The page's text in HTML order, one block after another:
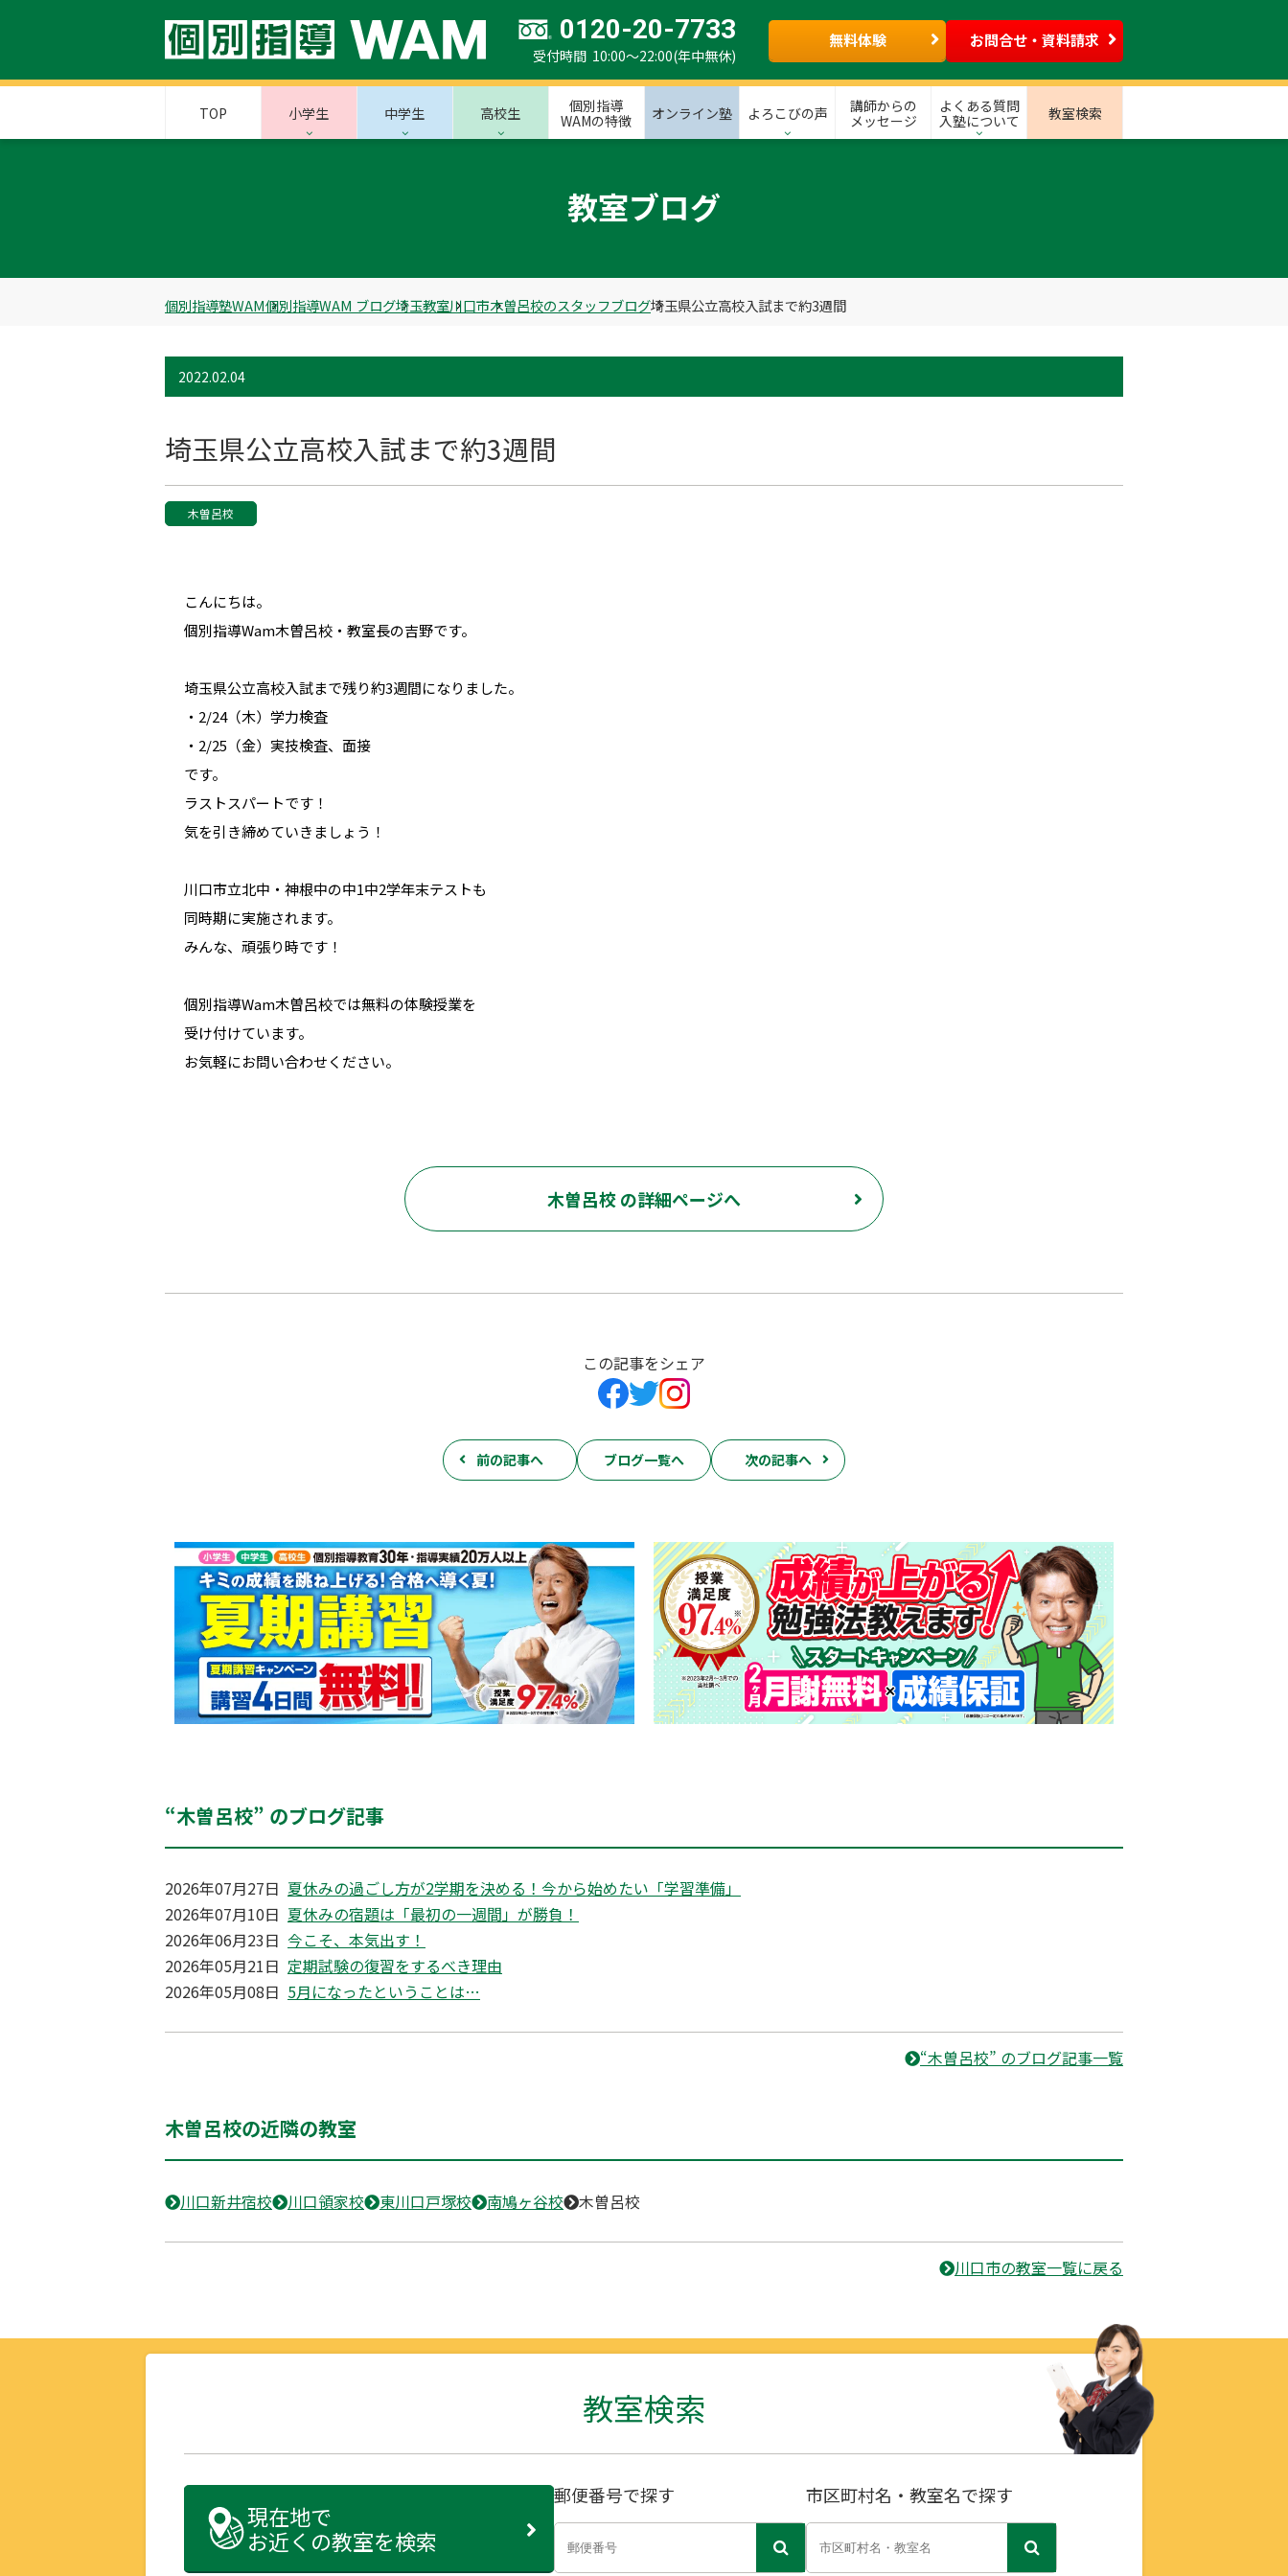
0120-20-7733
受付時間 10:00～22:00(年中無休)
無料体験 お問合せ・資料請求
TOP 小学生 中学生 高校生
個別指導
WAMの特徴
オンライン塾 よろこびの声
講師からの
メッセージ
よくある質問
入塾について
教室検索
教室ブログ
個別指導塾WAM個別指導WAM ブログ埼玉教室川口市木曽呂校のスタッフブログ埼玉県公立高校入試まで約3週間
2022.02.04
埼玉県公立高校入試まで約3週間
木曽呂校
こんにちは。
個別指導Wam木曽呂校・教室長の吉野です。
埼玉県公立高校入試まで残り約3週間になりました。
・2/24（木）学力検査
・2/25（金）実技検査、面接
です。
ラストスパートです！
気を引き締めていきましょう！
川口市立北中・神根中の中1中2学年末テストも
同時期に実施されます。
みんな、頑張り時です！
個別指導Wam木曽呂校では無料の体験授業を
受け付けています。
お気軽にお問い合わせください。
木曽呂校 の詳細ページへ
この記事をシェア
前の記事へ ブログ一覧へ 次の記事へ
“木曽呂校” のブログ記事
2026年07月27日 夏休みの過ごし方が2学期を決める！今から始めたい「学習準備」
2026年07月10日 夏休みの宿題は「最初の一週間」が勝負！
2026年06月23日 今こそ、本気出す！
2026年05月21日 定期試験の復習をするべき理由
2026年05月08日 5月になったということは…
“木曽呂校” のブログ記事一覧
木曽呂校の近隣の教室
川口新井宿校 川口領家校 東川口戸塚校 南鳩ヶ谷校 木曽呂校
川口市の教室一覧に戻る
教室検索
現在地で
お近くの教室を検索
郵便番号で探す 市区町村名・教室名で探す